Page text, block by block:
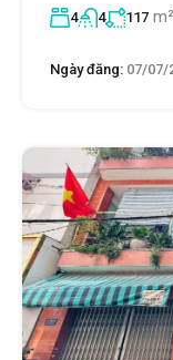
4 4 117 m²
Ngày đăng: 07/07/